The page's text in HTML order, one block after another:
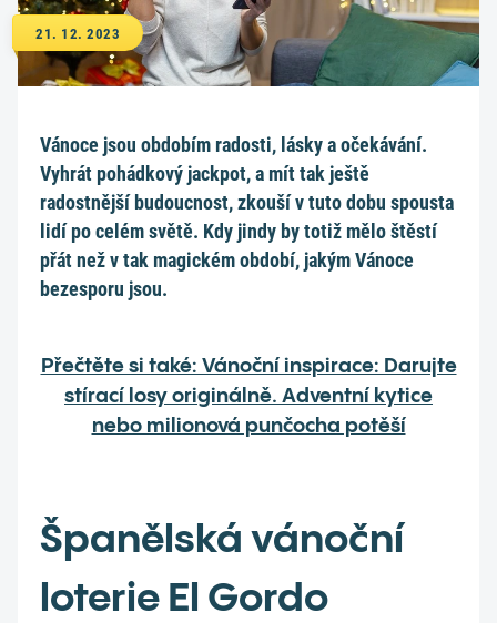
21. 12. 2023
Vánoce jsou obdobím radosti, lásky a očekávání.
Vyhrát pohádkový jackpot, a mít tak ještě
radostnější budoucnost, zkouší v tuto dobu spousta
lidí po celém světě. Kdy jindy by totiž mělo štěstí
přát než v tak magickém období, jakým Vánoce
bezesporu jsou.
Přečtěte si také: Vánoční inspirace: Darujte
stírací losy originálně. Adventní kytice
nebo milionová punčocha potěší
Španělská vánoční
loterie El Gordo